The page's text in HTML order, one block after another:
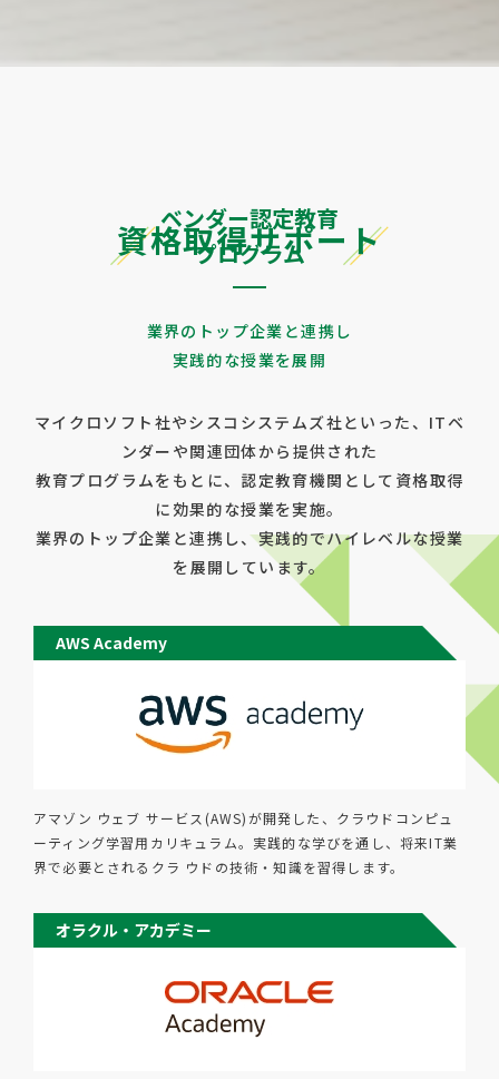
資格取得サポート
ベンダー認定教育
プログラム
業界のトップ企業と連携し
実践的な授業を展開
マイクロソフト社やシスコシステムズ社といった、ITベ
ンダーや関連団体から提供された
教育プログラムをもとに、認定教育機関として資格取得
に効果的な授業を実施。
業界のトップ企業と連携し、実践的でハイレベルな授業
を展開しています。
AWS Academy
アマゾン ウェブ サービス(AWS)が開発した、クラウドコンピュ
ーティング学習用カリキュラム。実践的な学びを通し、将来IT業
界で必要とされるクラ ウドの技術・知識を習得します。
オラクル・アカデミー